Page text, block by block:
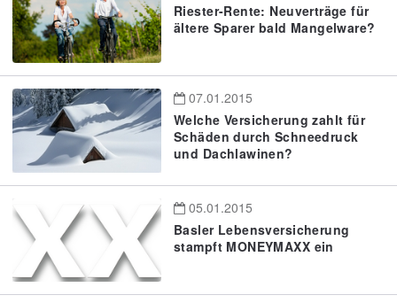
Riester-Rente: Neuverträge für
ältere Sparer bald Mangelware?
07.01.2015
Welche Versicherung zahlt für
Schäden durch Schneedruck
und Dachlawinen?
05.01.2015
Basler Lebensversicherung
stampft MONEYMAXX ein